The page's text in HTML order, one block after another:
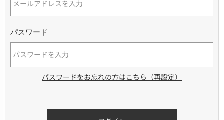
パスワード
パスワードをお忘れの方はこちら（再設定）